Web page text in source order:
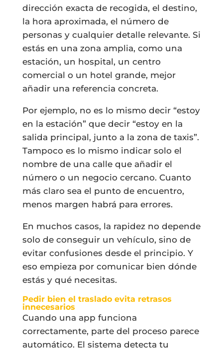
dirección exacta de recogida, el destino,
la hora aproximada, el número de
personas y cualquier detalle relevante. Si
estás en una zona amplia, como una
estación, un hospital, un centro
comercial o un hotel grande, mejor
añadir una referencia concreta.
Por ejemplo, no es lo mismo decir “estoy
en la estación” que decir “estoy en la
salida principal, junto a la zona de taxis”.
Tampoco es lo mismo indicar solo el
nombre de una calle que añadir el
número o un negocio cercano. Cuanto
más claro sea el punto de encuentro,
menos margen habrá para errores.
En muchos casos, la rapidez no depende
solo de conseguir un vehículo, sino de
evitar confusiones desde el principio. Y
eso empieza por comunicar bien dónde
estás y qué necesitas.
Pedir bien el traslado evita retrasos
innecesarios
Cuando una app funciona
correctamente, parte del proceso parece
automático. El sistema detecta tu